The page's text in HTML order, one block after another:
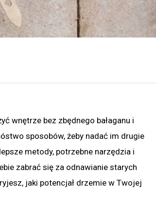
wnętrze bez zbędnego bałaganu i
sposobów, żeby nadać im drugie
metody, potrzebne narzędzia i
zabrać się za odnawianie starych
jaki potencjał drzemie w Twojej